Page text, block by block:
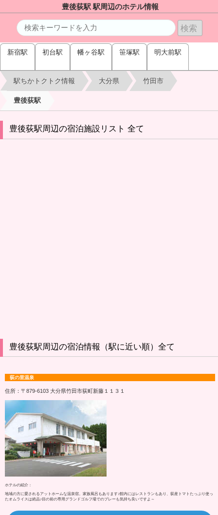
豊後荻駅 駅周辺のホテル情報
新宿駅 初台駅 幡ヶ谷駅 笹塚駅 明大前駅
駅ちかトクトク情報 大分県 竹田市
豊後荻駅
豊後荻駅周辺の宿泊施設リスト 全て
豊後荻駅周辺の宿泊情報（駅に近い順）全て
荻の里温泉
住所：〒879-6103 大分県竹田市荻町新藤１１３１
ホテルの紹介：
地域の方に愛されるアットホームな温泉宿。家族風呂もあります♪館内にはレストランもあり、荻産トマトたっぷり使っ
たオムライスは絶品♪目の前の専用グランドゴルフ場でのプレーも気持ち良いですよ～